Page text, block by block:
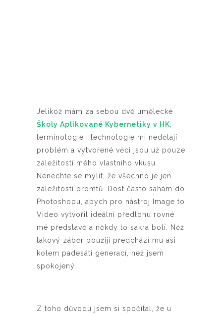
Jelikož mám za sebou dvě umělecké
Školy Aplikované Kybernetiky v HK
terminologie i technologie mi nedělají
problém a vytvořené věci jsou už pouze
záležitostí mého vlastního vkusu.
Nenechte se mýlit, že všechno je jen
záležitostí promtů. Dost často sahám do
Photoshopu, abych pro nástroj Image to
Video vytvořil ideální předlohu rovné
mé představě a někdy to sakra bolí. Něž
takový záběr použiji předchází mu asi
kolem padesáti generací, než jsem
spokojený.
Z toho důvodu jsem si spočítal, že u